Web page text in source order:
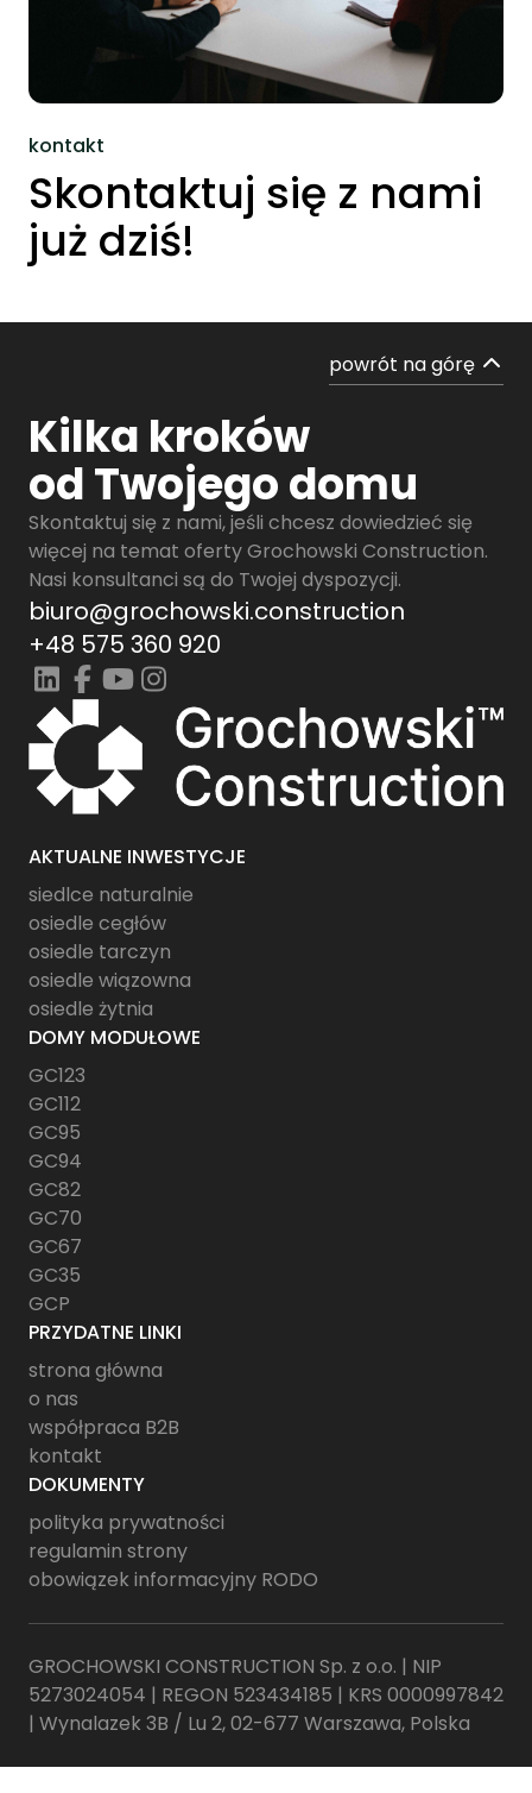
kontakt
Skontaktuj się z nami
już dziś!
powrót na górę
Kilka kroków
od Twojego domu
Skontaktuj się z nami, jeśli chcesz dowiedzieć się
więcej na temat oferty Grochowski Construction.
Nasi konsultanci są do Twojej dyspozycji.
biuro@grochowski.construction
+48 575 360 920
AKTUALNE INWESTYCJE
siedlce naturalnie
osiedle cegłów
osiedle tarczyn
osiedle wiązowna
osiedle żytnia
DOMY MODUŁOWE
GC123
GC112
GC95
GC94
GC82
GC70
GC67
GC35
GCP
PRZYDATNE LINKI
strona główna
o nas
współpraca B2B
kontakt
DOKUMENTY
polityka prywatności
regulamin strony
obowiązek informacyjny RODO
GROCHOWSKI CONSTRUCTION Sp. z o.o. | NIP
5273024054 | REGON 523434185 | KRS 0000997842
| Wynalazek 3B / Lu 2, 02-677 Warszawa, Polska